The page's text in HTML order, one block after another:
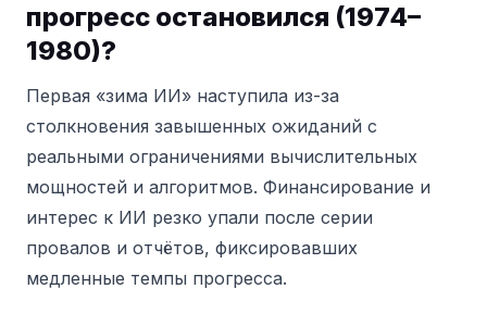
прогресс остановился (1974–
1980)?
Первая «зима ИИ» наступила из-за
столкновения завышенных ожиданий с
реальными ограничениями вычислительных
мощностей и алгоритмов. Финансирование и
интерес к ИИ резко упали после серии
провалов и отчётов, фиксировавших
медленные темпы прогресса.